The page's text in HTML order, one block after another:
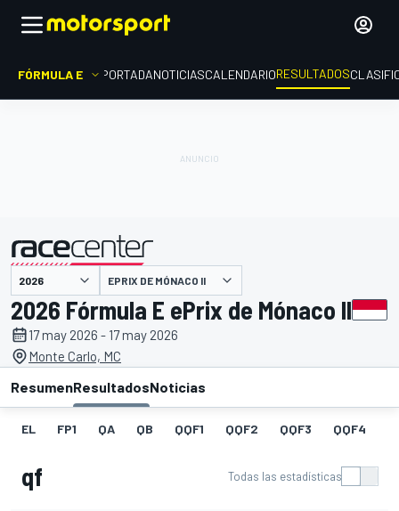
FÓRMULA E PORTADANOTICIASCALENDARIORESULTADOS
presentado por EPRIX DE MÓNACO II
2026 Fórmula E ePrix de Mónaco II
17 may 2026 - 17 may 2026
Monte Carlo, MC
ResumenResultadosNoticias
EL FP1 QA QB QQF1 QQF2 QQF3 QQF4
qf Todas las estadísticas